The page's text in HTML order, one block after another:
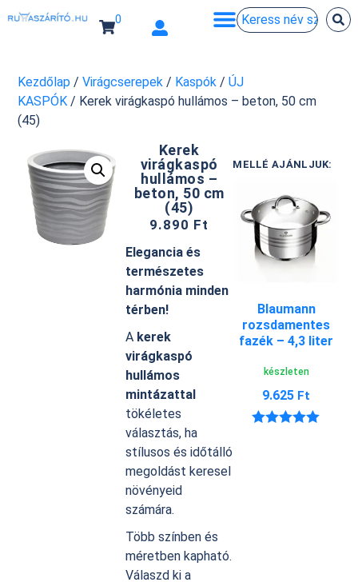
0
Kezdőlap /Virágcserepek / Kaspók /ÚJ
KASPÓK / Kerek virágkaspó hullámos – beton, 50 cm
(45)
Kerek
virágkaspó
hullámos –
beton, 50 cm
(45)
9.890 Ft
Elegancia és
természetes
harmónia minden
térben!
A kerek
virágkaspó
hullámos
mintázattal
tökéletes
választás, ha
stílusos és időtálló
megoldást keresel
növényeid
számára.
Több színben és
méretben kapható.
Válaszd ki a
MELLÉ AJÁNLJUK:
Blaumann
rozsdamentes
fazék – 4,3 liter
készleten
9.625 Ft